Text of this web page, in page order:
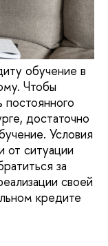
обучение в
Чтобы
достаточно
Условия
от ситуации
за
своей
кредите